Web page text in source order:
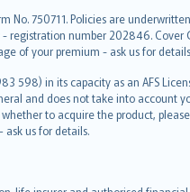
750711. Policies are
number 202846. Cover
of your premium - ask us for
598) in its capacity as an AFS
and does not take into account
to acquire the product,
us for details.